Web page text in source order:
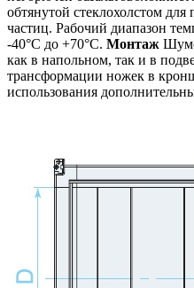
обтянутой стеклохолстом
частиц. Рабочий диапазон
-40°C до +70°C. Монтаж
как в напольном, так и в
трансформации ножек в
использования